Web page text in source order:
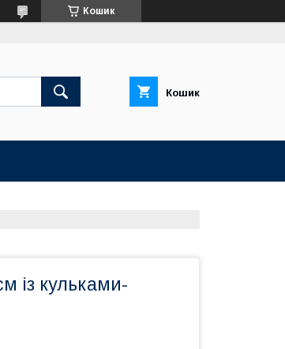
Кошик
Кошик
із кульками-